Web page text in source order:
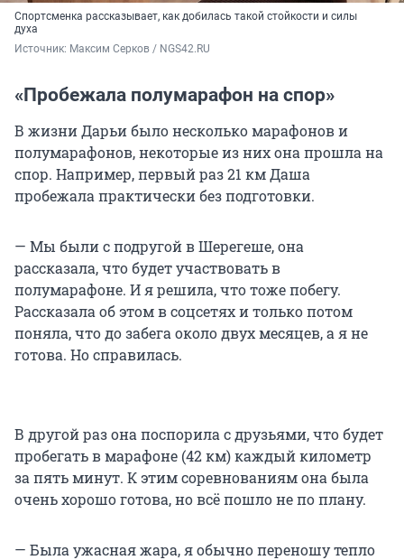
Спортсменка рассказывает, как добилась такой стойкости и силы
духа
Источник: Максим Серков / NGS42.RU
«Пробежала полумарафон на спор»
В жизни Дарьи было несколько марафонов и
полумарафонов, некоторые из них она прошла на
спор. Например, первый раз21 кмДаша
пробежала практически без подготовки.
— Мы были с подругой в Шерегеше, она
рассказала, что будет участвовать в
полумарафоне. И я решила, что тоже побегу.
Рассказала об этом в соцсетях и только потом
поняла, что до забега около двух месяцев, а я не
готова. Но справилась.
В другой раз она поспорила с друзьями, что будет
пробегать в марафоне (42 км) каждый километр
за пять минут. К этим соревнованиям она была
очень хорошо готова, но всё пошло не по плану.
— Была ужасная жара, я обычно переношу тепло